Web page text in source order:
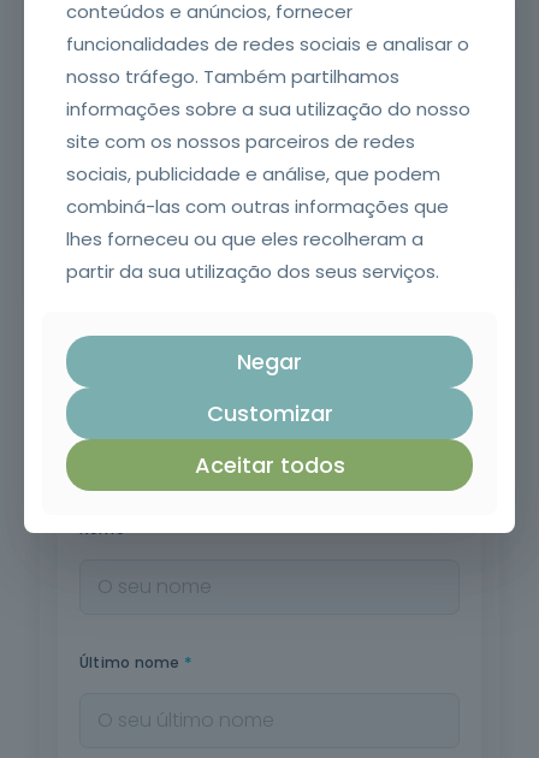
151 mil
escolaridade mínima obrigatória e
compreensão oral e escrita da língua
Preencha os seus dados de contacto.
Nome*
Último nome *
conteúdos e anúncios, fornecer
funcionalidades de redes sociais e analisar o
nosso tráfego. Também partilhamos
informações sobre a sua utilização do nosso
site com os nossos parceiros de redes
sociais, publicidade e análise, que podem
combiná-las com outras informações que
lhes forneceu ou que eles recolheram a
partir da sua utilização dos seus serviços.
Negar
Customizar
Aceitar todos